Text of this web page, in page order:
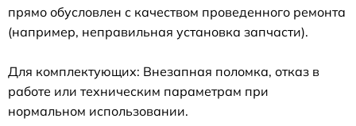
прямо обусловлен с качеством проведенного ремонта
(например, неправильная установка запчасти).
Для комплектующих: Внезапная поломка, отказ в
работе или техническим параметрам при
нормальном использовании.